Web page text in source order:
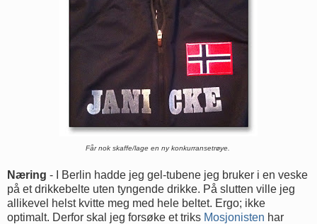
Får nok skaffe/lage en ny konkurransetrøye.
Næring - I Berlin hadde jeg gel-tubene jeg bruker i en veske
på et drikkebelte uten tyngende drikke. På slutten ville jeg
allikevel helst kvitte meg med hele beltet. Ergo; ikke
optimalt. Derfor skal jeg forsøke et triks Mosjonisten har